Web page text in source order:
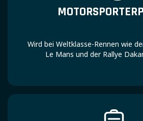
Wird bei Weltklasse-Rennen wie
Le Mans und der Rallye